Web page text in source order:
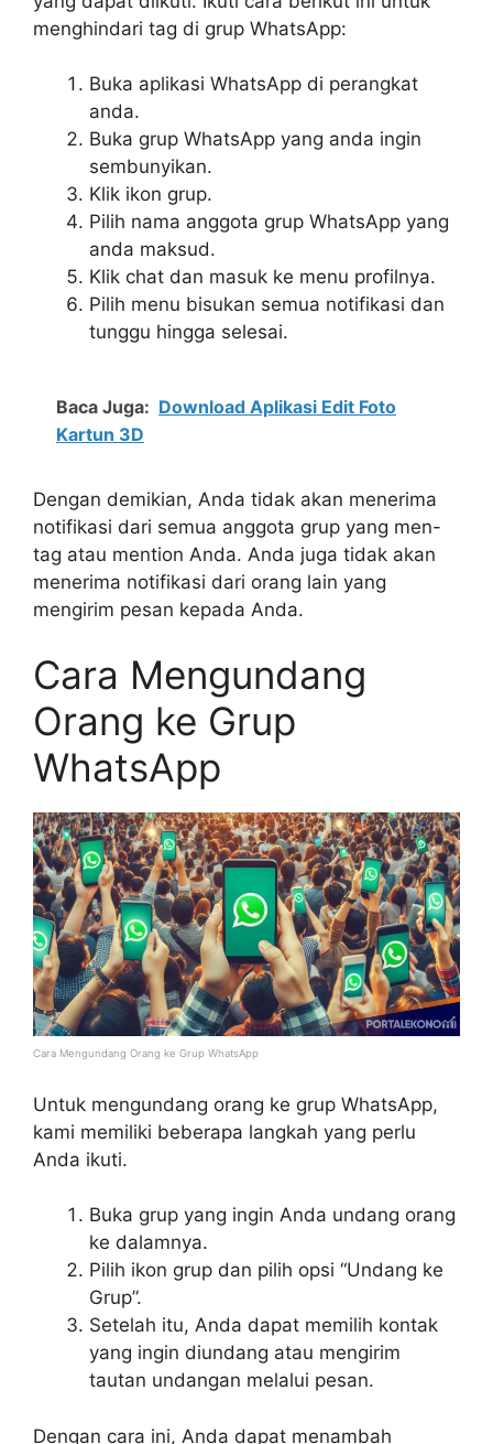
menghindari tag di grup WhatsApp:
Buka aplikasi WhatsApp di perangkat
anda.
Buka grup WhatsApp yang anda ingin
sembunyikan.
Klik ikon grup.
Pilih nama anggota grup WhatsApp yang
anda maksud.
Klik chat dan masuk ke menu profilnya.
Pilih menu bisukan semua notifikasi dan
tunggu hingga selesai.
Baca Juga: Download Aplikasi Edit Foto
Kartun 3D
Dengan demikian, Anda tidak akan menerima
notifikasi dari semua anggota grup yang men-
tag atau mention Anda. Anda juga tidak akan
menerima notifikasi dari orang lain yang
mengirim pesan kepada Anda.
Cara Mengundang
Orang ke Grup
WhatsApp
Cara Mengundang Orang ke Grup WhatsApp
Untuk mengundang orang ke grup WhatsApp,
kami memiliki beberapa langkah yang perlu
Anda ikuti.
Buka grup yang ingin Anda undang orang
ke dalamnya.
Pilih ikon grup dan pilih opsi “Undang ke
Grup”.
Setelah itu, Anda dapat memilih kontak
yang ingin diundang atau mengirim
tautan undangan melalui pesan.
Dengan cara ini, Anda dapat menambah